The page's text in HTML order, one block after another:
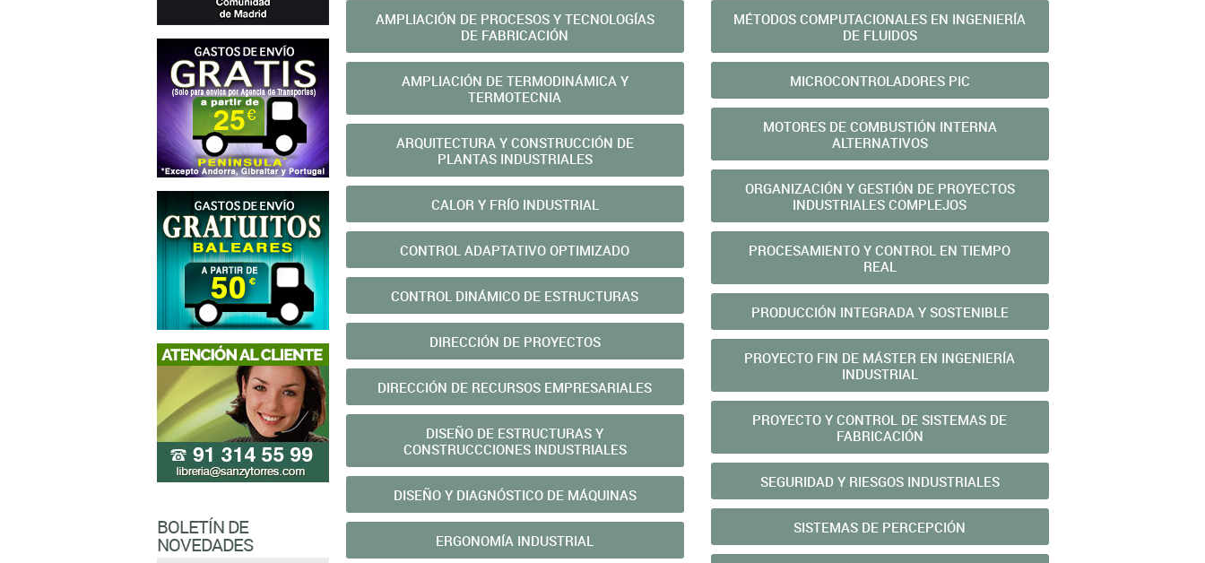
AMPLIACIÓN DE PROCESOS Y TECNOLOGÍAS
DE FABRICACIÓN
AMPLIACIÓN DE TERMODINÁMICA Y
TERMOTECNIA
ARQUITECTURA Y CONSTRUCCIÓN DE
PLANTAS INDUSTRIALES
CALOR Y FRÍO INDUSTRIAL
CONTROL ADAPTATIVO OPTIMIZADO
CONTROL DINÁMICO DE ESTRUCTURAS
DIRECCIÓN DE PROYECTOS
DIRECCIÓN DE RECURSOS EMPRESARIALES
DISEÑO DE ESTRUCTURAS Y
CONSTRUCCCIONES INDUSTRIALES
DISEÑO Y DIAGNÓSTICO DE MÁQUINAS
ERGONOMÍA INDUSTRIAL
MÉTODOS COMPUTACIONALES EN INGENIERÍA
DE FLUIDOS
MICROCONTROLADORES PIC
MOTORES DE COMBUSTIÓN INTERNA
ALTERNATIVOS
ORGANIZACIÓN Y GESTIÓN DE PROYECTOS
INDUSTRIALES COMPLEJOS
PROCESAMIENTO Y CONTROL EN TIEMPO
REAL
PRODUCCIÓN INTEGRADA Y SOSTENIBLE
PROYECTO FIN DE MÁSTER EN INGENIERÍA
INDUSTRIAL
PROYECTO Y CONTROL DE SISTEMAS DE
FABRICACIÓN
SEGURIDAD Y RIESGOS INDUSTRIALES
SISTEMAS DE PERCEPCIÓN
BOLETÍN DE
NOVEDADES